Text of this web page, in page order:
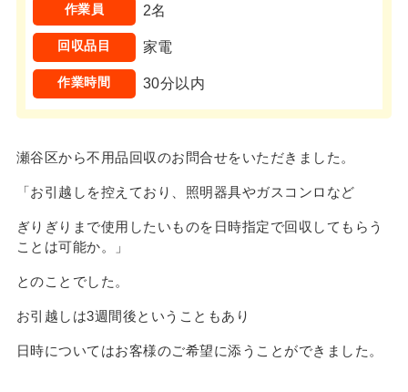
作業員 2名
回収品目 家電
作業時間 30分以内
瀬谷区から不用品回収のお問合せをいただきました。
「お引越しを控えており、照明器具やガスコンロなど
ぎりぎりまで使用したいものを日時指定で回収してもらう
ことは可能か。」
とのことでした。
お引越しは3週間後ということもあり
日時についてはお客様のご希望に添うことができました。